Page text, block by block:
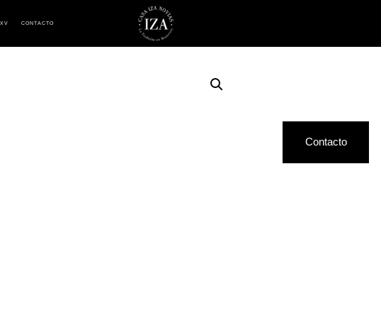
CONTACTO
Contacto